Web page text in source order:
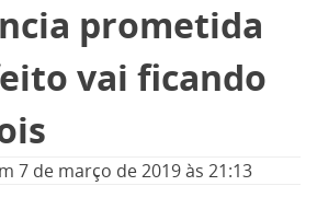
prometida
vai ficando
7 de março de 2019às 21:13